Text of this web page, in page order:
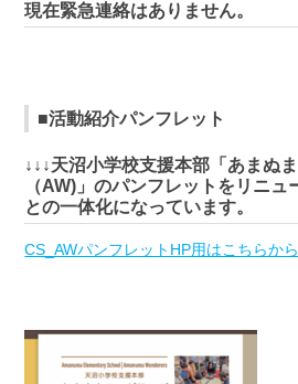
現在緊急連絡はありません。
■活動紹介パンフレット
↓↓↓天沼小学校支援本部「あまぬ
（AW)」のパンフレットをリニ
との一体化になっています。
CS_AWパンフレットHP用はこちらから